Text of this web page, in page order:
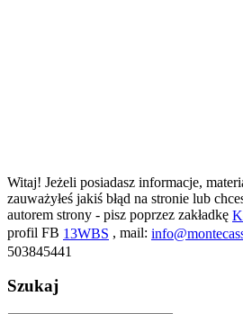
Witaj! Jeżeli posiadasz informacje,
zauważyłeś jakiś błąd na stronie lub
autorem strony - pisz poprzez zakładkę
profil FB 13WBS , mail:
503845441
Szukaj